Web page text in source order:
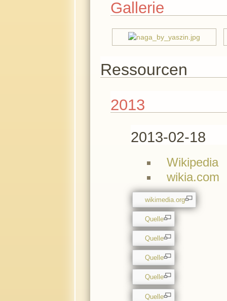
Gallerie
Ressourcen
2013
2013-02-18
Wikipedia
wikia.com
wikimedia.org
Quelle
Quelle
Quelle
Quelle
Quelle